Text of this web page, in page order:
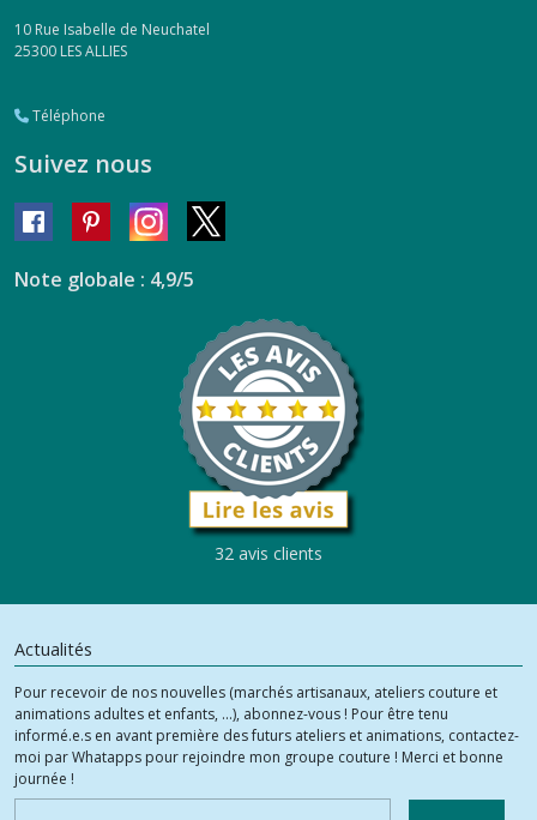
10 Rue Isabelle de Neuchatel
25300 LES ALLIES
Téléphone
Suivez nous
Note globale : 4,9/5
32 avis clients
Actualités
Pour recevoir de nos nouvelles (marchés artisanaux, ateliers couture et
animations adultes et enfants, ...), abonnez-vous ! Pour être tenu
informé.e.s en avant première des futurs ateliers et animations, contactez-
moi par Whatapps pour rejoindre mon groupe couture ! Merci et bonne
journée !